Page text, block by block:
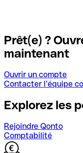
Prêt(e) ?
maintenant
Ouvrir un compte
Contacter l’équipe
Explorez les
Rejoindre Qonto
Comptabilité